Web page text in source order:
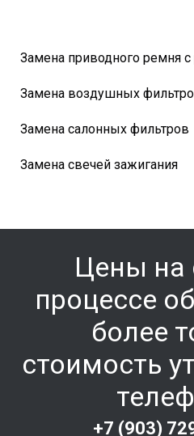
Замена приводного ремня
Замена воздушных
Замена салонных фильтров
Замена свечей зажигания
Цены на
процессе
более
стоимость
+7 (903)